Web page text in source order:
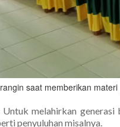
saat memberikan
Untuk melahirkan generasi
penyuluhan misalnya.